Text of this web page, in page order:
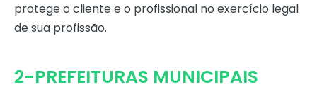
protege o cliente e o profissional no exercício legal
de sua profissão.
2-PREFEITURAS MUNICIPAIS